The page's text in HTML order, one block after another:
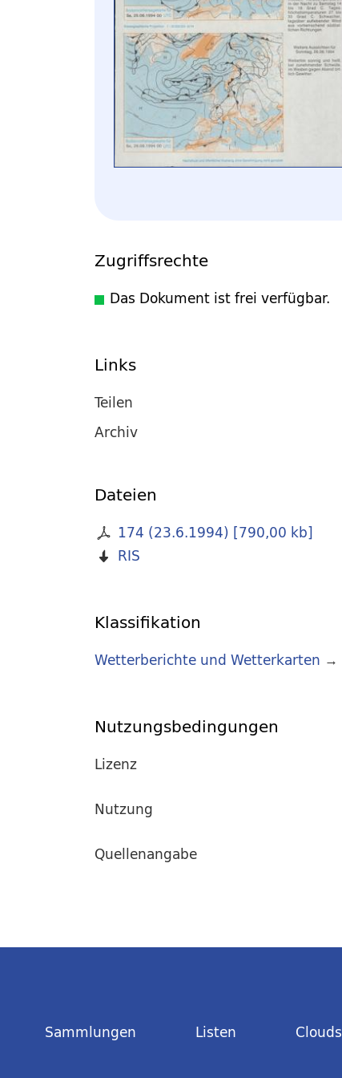
Zugriffsrechte
Das Dokument ist frei verfügbar.
Links
Teilen
Archiv
Dateien
174 (23.6.1994) [790,00 kb]
RIS
Klassifikation
Wetterberichte und Wetterkarten →
Nutzungsbedingungen
Lizenz
Nutzung
Quellenangabe
Sammlungen Listen Clouds